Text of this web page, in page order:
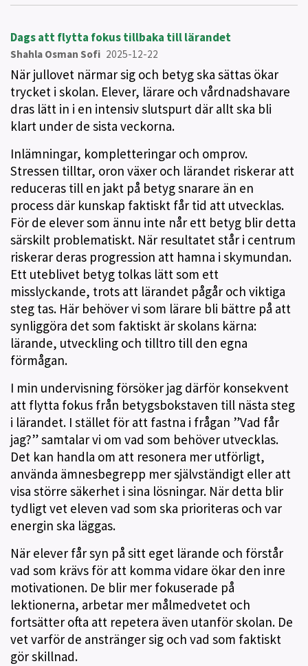
Dags att flytta fokus tillbaka till lärandet
Shahla Osman Sofi 2025-12-22
När jullovet närmar sig och betyg ska sättas ökar
trycket i skolan. Elever, lärare och vårdnadshavare
dras lätt in i en intensiv slutspurt där allt ska bli
klart under de sista veckorna.
Inlämningar, kompletteringar och omprov.
Stressen tilltar, oron växer och lärandet riskerar att
reduceras till en jakt på betyg snarare än en
process där kunskap faktiskt får tid att utvecklas.
För de elever som ännu inte når ett betyg blir detta
särskilt problematiskt. När resultatet står i centrum
riskerar deras progression att hamna i skymundan.
Ett uteblivet betyg tolkas lätt som ett
misslyckande, trots att lärandet pågår och viktiga
steg tas. Här behöver vi som lärare bli bättre på att
synliggöra det som faktiskt är skolans kärna:
lärande, utveckling och tilltro till den egna
förmågan.
I min undervisning försöker jag därför konsekvent
att flytta fokus från betygsbokstaven till nästa steg
i lärandet. I stället för att fastna i frågan ”Vad får
jag?” samtalar vi om vad som behöver utvecklas.
Det kan handla om att resonera mer utförligt,
använda ämnesbegrepp mer självständigt eller att
visa större säkerhet i sina lösningar. När detta blir
tydligt vet eleven vad som ska prioriteras och var
energin ska läggas.
När elever får syn på sitt eget lärande och förstår
vad som krävs för att komma vidare ökar den inre
motivationen. De blir mer fokuserade på
lektionerna, arbetar mer målmedvetet och
fortsätter ofta att repetera även utanför skolan. De
vet varför de anstränger sig och vad som faktiskt
gör skillnad.